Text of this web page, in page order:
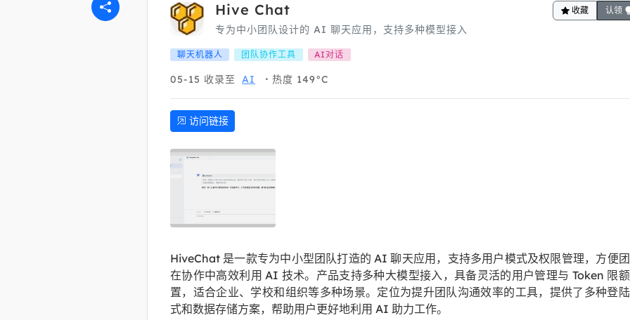
Hive Chat
专为中小团队设计的 AI 聊天应用，支持多种模型接入
收藏 认领
聊天机器人 团队协作工具 AI对话
05-15 收录至 AI 热度 149°C
访问链接
HiveChat 是一款专为中小型团队打造的 AI 聊天应用，支持多用户模式及权限管理，方便
在协作中高效利用 AI 技术。产品支持多种大模型接入，具备灵活的用户管理与 Token 限
置，适合企业、学校和组织等多种场景。定位为提升团队沟通效率的工具，提供了多种登
式和数据存储方案，帮助用户更好地利用 AI 助力工作。